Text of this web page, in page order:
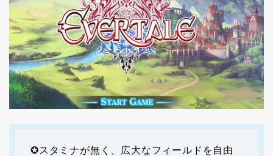
✪スタミナが無く、広大なフィールドを自由